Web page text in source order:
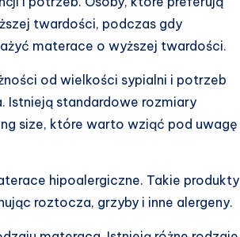
twardości, podczas gdy
materace o wyższej twardości.
od wielkości sypialni i potrzeb
Istnieją standardowe rozmiary
size, które warto wziąć pod uwagę
hipoalergiczne. Takie produkty
roztocza, grzyby i inne alergeny.